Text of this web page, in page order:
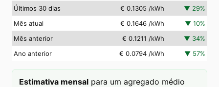
Últimos 30 dias
€ 0.1305 /kWh ▼ 29%
Mês atual
€ 0.1646 /kWh ▼ 10%
Mês anterior
€ 0.1211 /kWh ▼ 34%
Ano anterior
€ 0.0794 /kWh ▼ 57%
Estimativa mensal para um agregado médio